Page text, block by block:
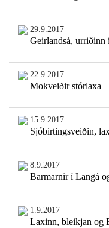
29.9.2017
Geirlandsá, urriðinn
22.9.2017
Mokveiðir stórlaxa
15.9.2017
Sjóbirtingsveiðin,
8.9.2017
Barmarnir í Langá
1.9.2017
Laxinn, bleikjan og